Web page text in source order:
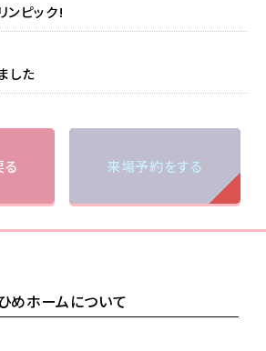
ンピック!
した
来場予約をする
めホームについて